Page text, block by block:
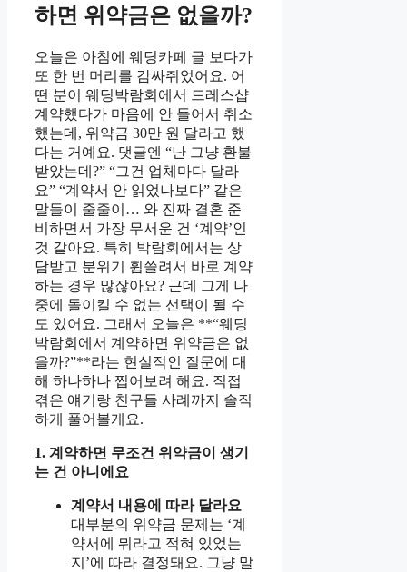
하면 위약금은 없을까?
오늘은 아침에 웨딩카페 글 보다가
또 한 번 머리를 감싸쥐었어요. 어
떤 분이 웨딩박람회에서 드레스샵
계약했다가 마음에 안 들어서 취소
했는데, 위약금 30만 원 달라고 했
다는 거예요. 댓글엔 “난 그냥 환불
받았는데?” “그건 업체마다 달라
요” “계약서 안 읽었나보다” 같은
말들이 줄줄이… 와 진짜 결혼 준
비하면서 가장 무서운 건 ‘계약’인
것 같아요. 특히 박람회에서는 상
담받고 분위기 휩쓸려서 바로 계약
하는 경우 많잖아요? 근데 그게 나
중에 돌이킬 수 없는 선택이 될 수
도 있어요. 그래서 오늘은 **“웨딩
박람회에서 계약하면 위약금은 없
을까?”**라는 현실적인 질문에 대
해 하나하나 찝어보려 해요. 직접
겪은 얘기랑 친구들 사례까지 솔직
하게 풀어볼게요.
1. 계약하면 무조건 위약금이 생기
는 건 아니에요
계약서 내용에 따라 달라요
대부분의 위약금 문제는 ‘계
약서에 뭐라고 적혀 있었는
지’에 따라 결정돼요. 그냥 말